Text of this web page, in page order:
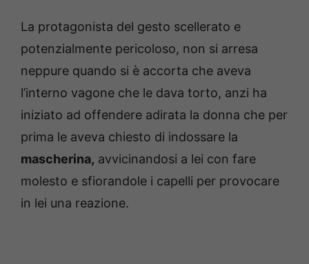
La protagonista del gesto scellerato e
potenzialmente pericoloso, non si arresa
neppure quando si è accorta che aveva
l’interno vagone che le dava torto, anzi ha
iniziato ad offendere adirata la donna che per
prima le aveva chiesto di indossare la
mascherina, avvicinandosi a lei con fare
molesto e sfiorandole i capelli per provocare
in lei una reazione.